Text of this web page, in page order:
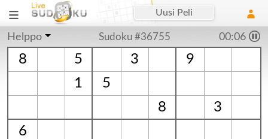
Uusi Peli
Helppo Sudoku #36755 00:06
8 5 3
9
1
5
8
3
6